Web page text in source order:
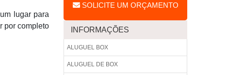
lugar para
por completo
SOLICITE UM ORÇAMENTO
INFORMAÇÕES
ALUGUEL BOX
ALUGUEL DE BOX